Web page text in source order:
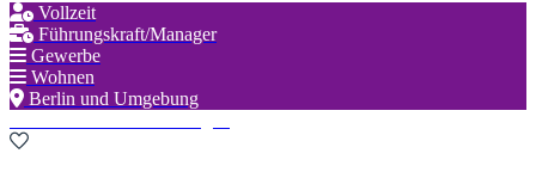
Vollzeit
Führungskraft/Manager
Gewerbe
Wohnen
Berlin und Umgebung